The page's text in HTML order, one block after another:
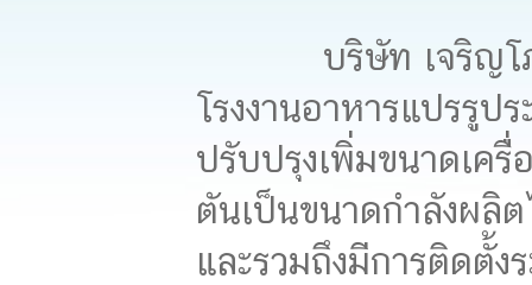
บริษัท เจริญโภค
โรงงานอาหารแปร
ปรับปรุงเพิ่มขนาดเค
ตันเป็นขนาดกำลังผ
และรวมถึงมีการติดตั้